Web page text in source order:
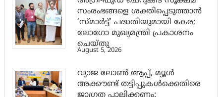
സംരംഭങ്ങളെ ശക്തിപ്പെടുത്താന്‍
‘സ്മാര്‍ട്ട്’ പദ്ധതിയുമായി കേര;
ലോഗോ മുഖ്യമന്ത്രി പ്രകാശനം
ചെയ്തു
August 5, 2026
വ്യാജ ലോൺ ആപ്പ്, മ്യൂൾ
അക്കൗണ്ട് തട്ടിപ്പുകൾക്കെതിരെ
ജാ​ഗ്രത പാലിക്കണം: